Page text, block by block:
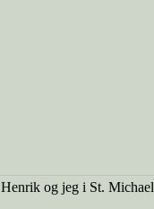
Henrik og jeg i St. Michael